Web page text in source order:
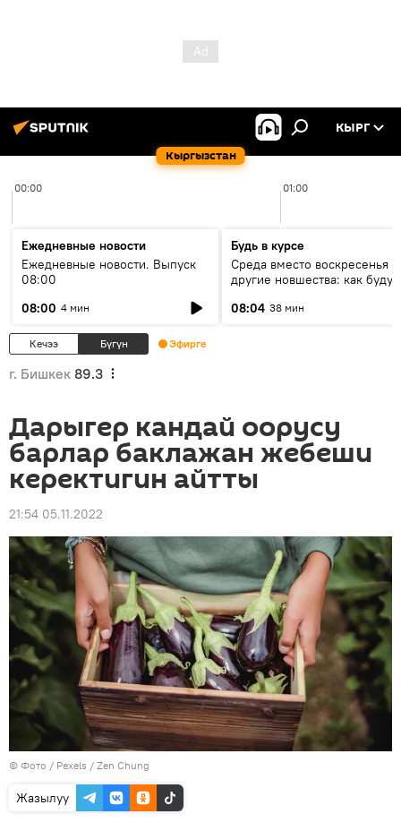
Кыргызстан
КЫРГ
00:00 01:00
Ежедневные новости
Ежедневные новости. Выпуск
08:00
08:00 4 мин
Будь в курсе
Среда вместо воскресенья и
другие новшества: как будут
08:04 38 мин
Кечээ Бүгүн Эфирге
г. Бишкек 89.3
Дарыгер кандай оорусу
барлар баклажан жебеши
керектигин айтты
21:54 05.11.2022
© Фото / Pexels / Zen Chung
Жазылуу